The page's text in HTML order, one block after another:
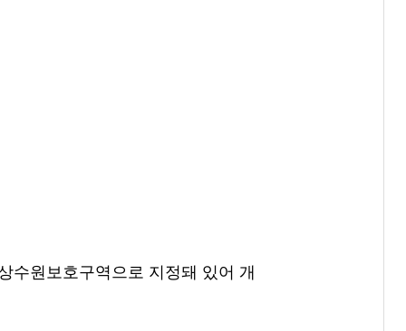
수원보호구역으로 지정돼 있어 개